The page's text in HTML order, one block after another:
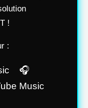
!
:
🎧
Music